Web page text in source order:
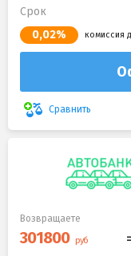
Срок
0,02% комиссия
Сравнить
Возвращаете